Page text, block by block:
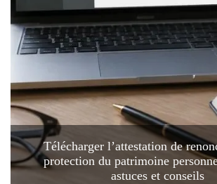
Télécharger l’attestation de
protection du patrimoine
astuces et conseils